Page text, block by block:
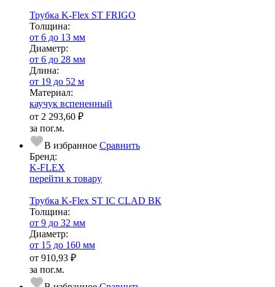
Трубка K-Flex ST FRIGO
Тол­щи­на:
от 6 до 13 мм
Диаметр:
от 6 до 28 мм
Длина:
от 19 до 52 м
Ма­­те­­ри­­ал:
каучук вспененный
от 2 293,60 ₽
за пог.м.
В избранное Сравнить
Бренд:
K-FLEX
перейти к товару
Трубка K-Flex ST IC CLAD ВК
Тол­щи­на:
от 9 до 32 мм
Диаметр:
от 15 до 160 мм
от 910,93 ₽
за пог.м.